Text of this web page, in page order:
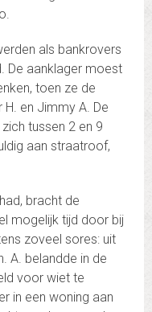
als bankrovers
De aanklager moest
toen ze de
en Jimmy A. De
tussen 2 en 9
aan straatroof,
bracht de
mogelijk tijd door bij
zoveel sores: uit
A. belandde in de
voor wiet te
in een woning aan